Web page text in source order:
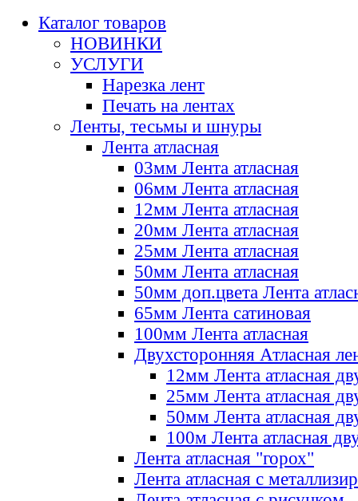
Каталог товаров
НОВИНКИ
УСЛУГИ
Нарезка лент
Печать на лентах
Ленты, тесьмы и шнуры
Лента атласная
03мм Лента атласная
06мм Лента атласная
12мм Лента атласная
20мм Лента атласная
25мм Лента атласная
50мм Лента атласная
50мм доп.цвета Лента
65мм Лента сатиновая
100мм Лента атласная
Двухсторонняя Атласная
12мм Лента атласная
25мм Лента атласная
50мм Лента атласная
100м Лента атласная
Лента атласная "горох"
Лента атласная с